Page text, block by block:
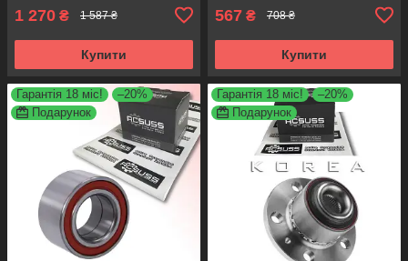
1 270 ₴ 1 587 ₴
Купити
567 ₴ 708 ₴
Купити
Гарантія 18 міс!
–20%
Подарунок
Гарантія 18 міс!
–20%
Подарунок